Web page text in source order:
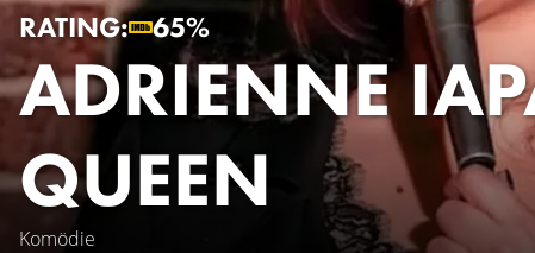
RATING: 65%
ADRIENNE
QUEEN
Komödie